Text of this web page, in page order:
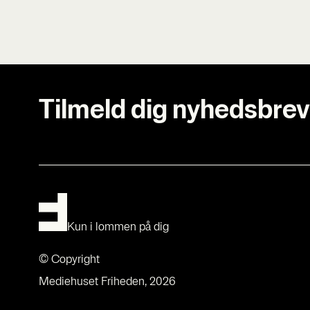
Tilmeld dig
Kun i lommen på dig
Mediehuset Friheden, 2026
© Copyright